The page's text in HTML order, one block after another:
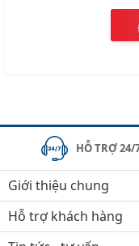
HỖ TRỢ 24/
Giới thiệu chung
Hỗ trợ khách hàng